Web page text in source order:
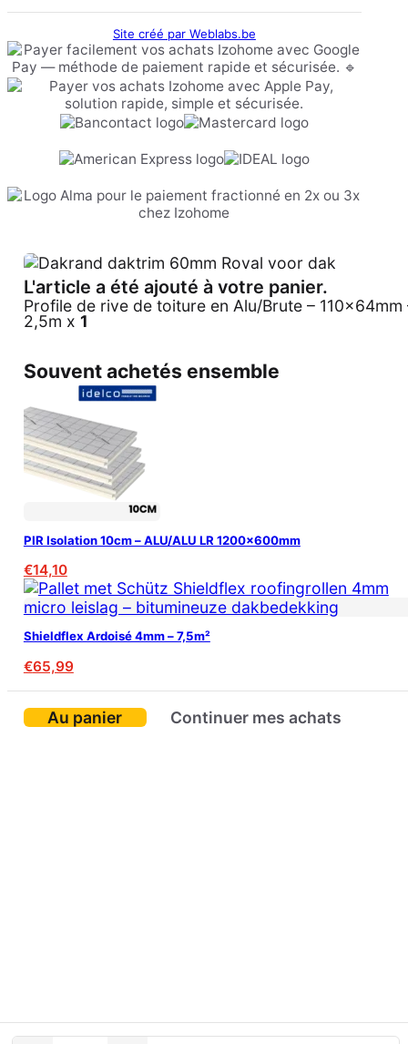
Site créé par Weblabs.be
L'article a été ajouté à votre panier.
Profile de rive de toiture en Alu/Brute – 110x64mm
2,5m x 1
Souvent achetés ensemble
PIR Isolation 10cm – ALU/ALU LR 1200x600mm
€14,10
Shieldflex Ardoisé 4mm – 7,5m²
€65,99
Au panier Continuer mes achats